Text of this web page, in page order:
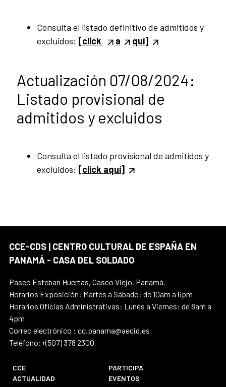
Consulta el listado definitivo de admitidos y
excluidos: [click a quí]
Actualización 07/08/2024:
Listado provisional de
admitidos y excluidos
Consulta el listado provisional de admitidos y
excluidos: [click aquí]
CCE-CDS | CENTRO CULTURAL DE ESPAÑA EN
PANAMÁ - CASA DEL SOLDADO
Paseo Esteban Huertas, Casco Viejo. Panamá.
Horarios Exposición: Martes a Sábado: de 10am a 6pm
Horarios Oficias Administrativas: Lunes a Viernes: de 8am a
4pm
Correo electrónico : cc.panama@aecid.es
Teléfono:+(507) 378 2300
CCE
PARTICIPA
ACTUALIDAD
EVENTOS